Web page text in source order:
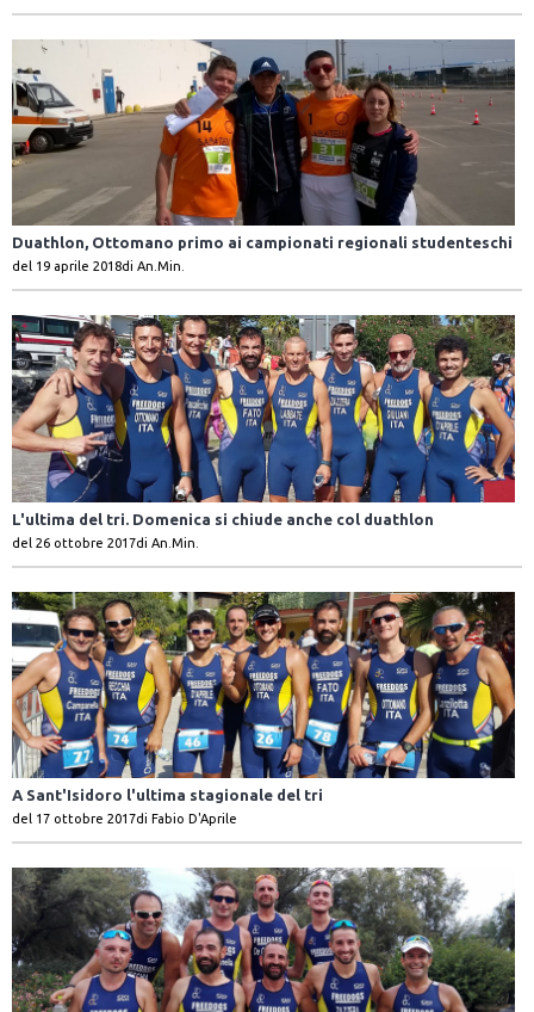
Duathlon, Ottomano primo ai campionati regionali studenteschi
del 19 aprile 2018di An.Min.
L'ultima del tri. Domenica si chiude anche col duathlon
del 26 ottobre 2017di An.Min.
A Sant'Isidoro l'ultima stagionale del tri
del 17 ottobre 2017di Fabio D'Aprile